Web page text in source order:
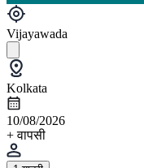
Vijayawada
Kolkata
10/08/2026
+ वापसी